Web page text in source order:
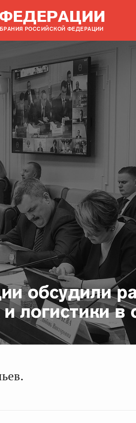
РОССИЙСКОЙ ФЕДЕРАЦИИ
обсудили
логистики в